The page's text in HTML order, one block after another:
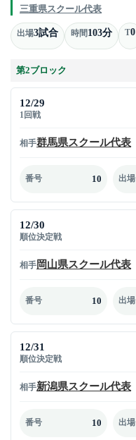
三重県スクール代表
出場3試合 時間103分 T0
第2ブロック
12/29
1回戦
相手群馬県スクール代表
番号 10 出場
12/30
順位決定戦
相手岡山県スクール代表
番号 10 出場
12/31
順位決定戦
相手新潟県スクール代表
番号 10 出場